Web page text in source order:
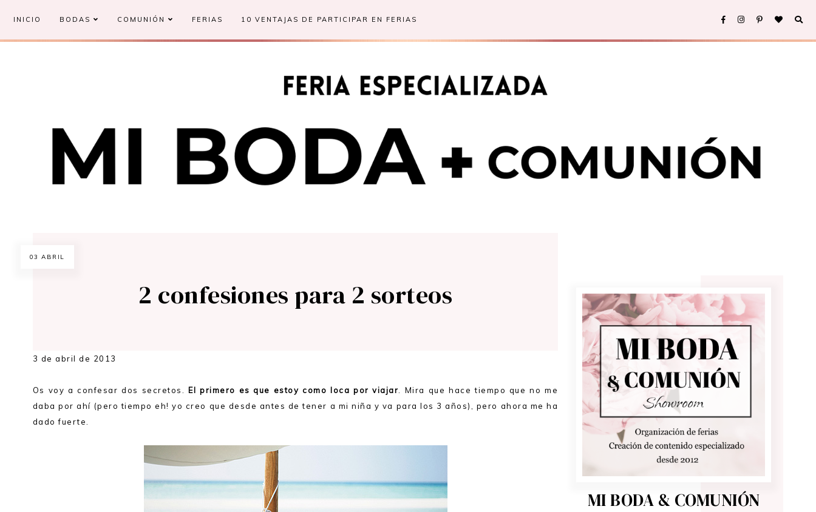
INICIO BODAS COMUNIÓN FERIAS 10 VENTAJAS DE PARTICIPAR EN FERIAS
03 ABRIL
2 confesiones para 2 sorteos
3 de abril de 2013
Os voy a confesar dos secretos. El primero es que estoy como loca por viajar . Mira que hace tiempo que no me
daba por ahí (pero tiempo eh! yo creo que desde antes de tener a mi niña y va para los 3 años), pero ahora me ha
dado fuerte.
MI BODA & COMUNIÓN